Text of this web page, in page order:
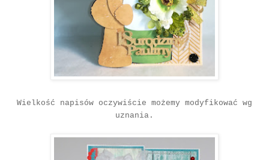
Wielkość napisów oczywiście możemy modyfikować wg
uznania.